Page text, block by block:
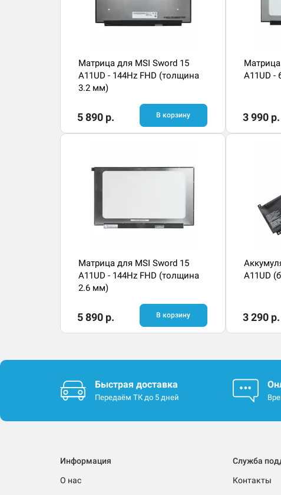
Матрица для MSI Sword 15
A11UD - 144Hz FHD (толщина
3.2 мм)
5 890 р. В корзину
A11UD -
3 990 р.
Матрица для MSI Sword 15
A11UD - 144Hz FHD (толщина
2.6 мм)
5 890 р. В корзину
A11UD
3 290 р.
Быстрая доставка
Передаём ТК до 5 дней
Информация
О нас
Служба
Контакты